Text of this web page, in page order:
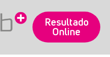
Resultado
Online